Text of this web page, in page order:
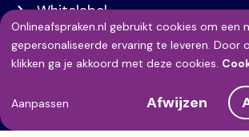
Whitelabel
Developers
API Referentie
Referenties
Gebruik
van
persoonsgegevens
Onlineafspraken.nl gebruikt cookies om een
gepersonaliseerde ervaring te leveren. Door
klikken ga je akkoord met deze cookies.
Aanpassen Afwijzen